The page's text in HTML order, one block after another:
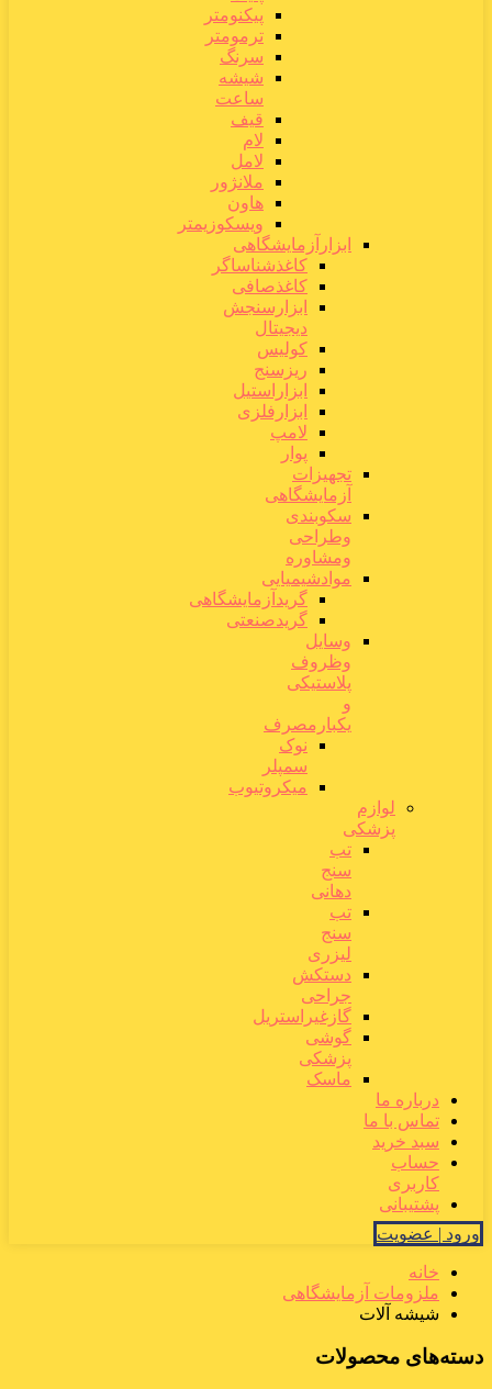
پیکنومتر
ترمومتر
سرنگ
شیشه
ساعت
قیف
لام
لامل
ملانژور
هاون
ویسکوزیمتر
ابزارآزمایشگاهی
کاغذشناساگر
کاغذصافی
ابزارسنجش
دیجیتال
کولیس
ریزسنج
ابزاراستیل
ابزارفلزی
لامپ
پوار
تجهیزات
آزمایشگاهی
سکوبندی
وطراحی
ومشاوره
موادشیمیایی
گریدآزمایشگاهی
گریدصنعتی
وسایل
وظروف
پلاستیکی
و
یکبارمصرف
نوک
سمپلر
میکروتیوب
لوازم
پزشکی
تب
سنج
دهانی
تب
سنج
لیزری
دستکش
جراحی
گازغیراستریل
گوشی
پزشکی
ماسک
درباره ما
تماس با ما
سبد خرید
حساب
کاربری
پشتیبانی
ورود | عضویت
خانه
ملزومات آزمایشگاهی
شیشه آلات
دسته‌های محصولات